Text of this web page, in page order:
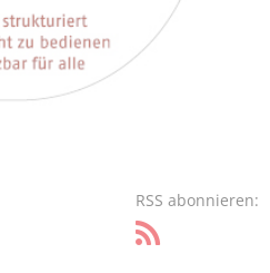
RSS abonnieren: